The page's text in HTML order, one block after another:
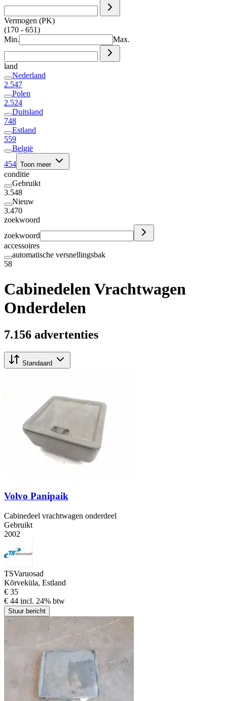
Vermogen (PK)
(170 - 651)
Min.
Max.
land
Nederland
2.547
Polen
2.524
Duitsland
748
Estland
559
België
454 Toon meer
conditie
Gebruikt
3.548
Nieuw
3.470
zoekwoord
zoekwoord
accessoires
automatische versnellingsbak
58
Cabinedelen Vrachtwagen
Onderdelen
7.156 advertenties
Standaard
Volvo Panipaik
Cabinedeel vrachtwagen onderdeel
Gebruikt
2002
TSVaruosad
Kõrveküla, Estland
€ 35
€ 44 incl. 24% btw
Stuur bericht